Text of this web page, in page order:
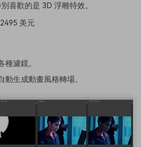
喜歡的是 3D 浮雕特效。
美元
種濾鏡。
動生成動畫風格轉場。